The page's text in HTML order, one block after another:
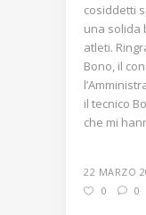
cosiddetti
una solida
atleti.
Bono, il
il tecnico
che mi
22 MARZO
0
0